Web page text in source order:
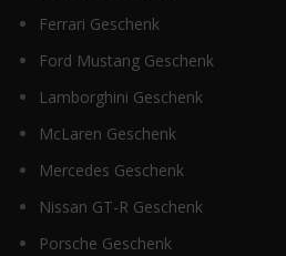
Ferrari Geschenk
Ford Mustang Geschenk
Lamborghini Geschenk
McLaren Geschenk
Mercedes Geschenk
Nissan GT-R Geschenk
Porsche Geschenk